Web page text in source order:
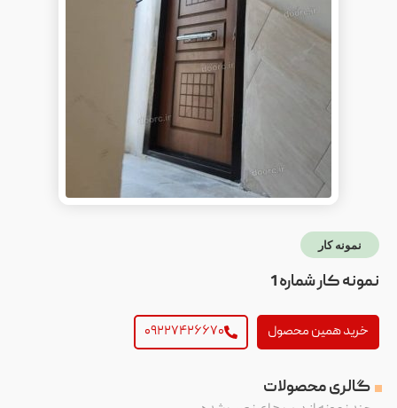
نمونه کار
نمونه کار شماره 1
خرید همین محصول ۰۹۲۲۷۴۲۶۶۷۰
گالری محصولات